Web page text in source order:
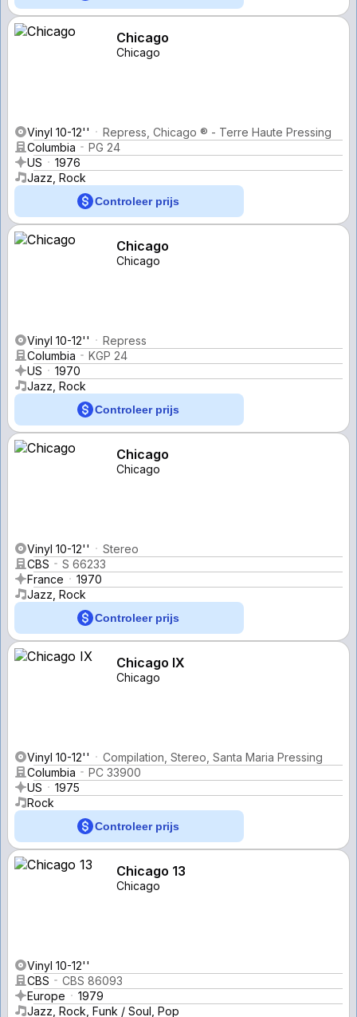
Chicago
Chicago
Vinyl 10-12''
Repress, Chicago ® - Terre Haute Pressing
Columbia
PG 24
US
1976
Jazz, Rock
Controleer prijs
Chicago
Chicago
Vinyl 10-12''
Repress
Columbia
KGP 24
US
1970
Jazz, Rock
Controleer prijs
Chicago
Chicago
Vinyl 10-12''
Stereo
CBS
S 66233
France
1970
Jazz, Rock
Controleer prijs
Chicago IX
Chicago
Vinyl 10-12''
Compilation, Stereo, Santa Maria Pressing
Columbia
PC 33900
US
1975
Rock
Controleer prijs
Chicago 13
Chicago
Vinyl 10-12''
CBS
CBS 86093
Europe
1979
Jazz, Rock, Funk / Soul, Pop